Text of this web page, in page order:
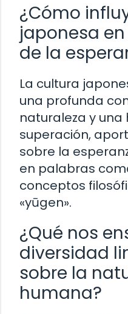
¿Cómo
japonesa
de la
La cultura
una profunda
naturaleza y una
superación,
sobre la
en palabras
conceptos
«yūgen».
¿Qué nos
diversidad
sobre la
humana?